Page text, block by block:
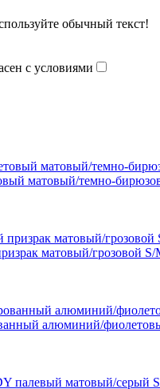
обычный текст!
с условиями
матовый/темно-
матовый/грозовой S/
алюминий/